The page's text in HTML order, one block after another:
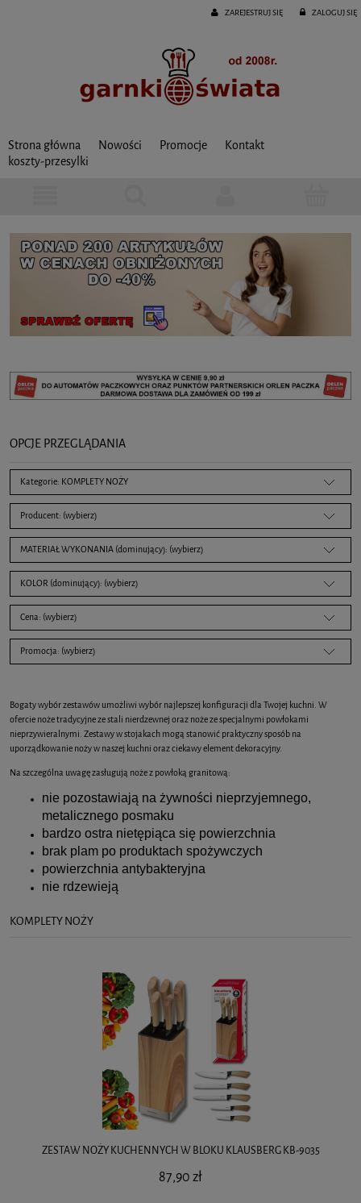
ZAREJESTRUJ SIĘ ZALOGUJ SIĘ
Strona główna Nowości Promocje
Kontakt
koszty-przesylki
OPCJE PRZEGLĄDANIA
Kategorie: KOMPLETY NOŻY
Producent: (wybierz)
MATERIAŁ WYKONANIA (dominujący): (wybierz)
KOLOR (dominujący): (wybierz)
Cena: (wybierz)
Promocja: (wybierz)
Bogaty wybór zestawów umożliwi wybór najlepszej konfiguracji dla Twojej kuchni. W
ofercie noże tradycyjne ze stali nierdzewnej oraz noże ze specjalnymi powłokami
nieprzywieralnymi. Zestawy w stojakach mogą stanowić praktyczny sposób na
uporządkowanie noży w naszej kuchni oraz ciekawy element dekoracyjny.
Na szczególna uwagę zasługują noże z powłoką granitową:
nie pozostawiają na żywności nieprzyjemnego,
metalicznego posmaku
bardzo ostra nietępiąca się powierzchnia
brak plam po produktach spożywczych
powierzchnia antybakteryjna
nie rdzewieją
KOMPLETY NOŻY
ZESTAW NOŻY KUCHENNYCH W BLOKU KLAUSBERG KB-9035
87,90 zł